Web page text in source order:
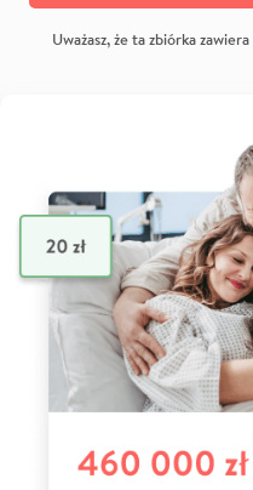
Uważasz, że ta zbiórka zawiera